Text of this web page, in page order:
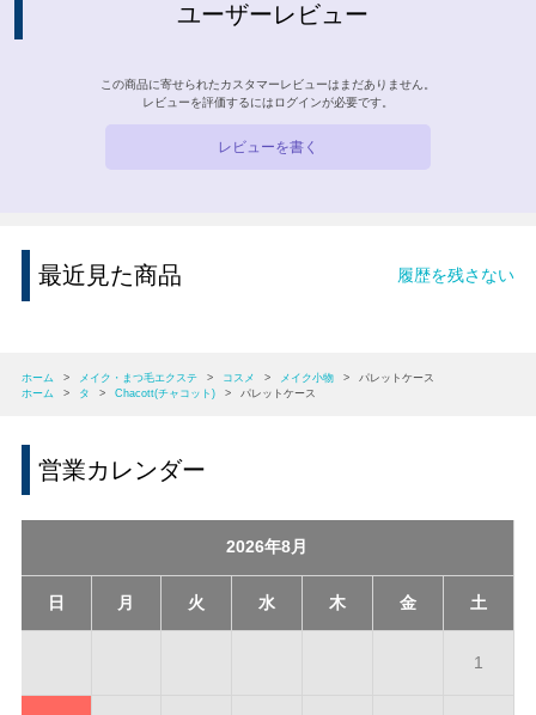
ユーザーレビュー
この商品に寄せられたカスタマーレビューはまだありません。
レビューを評価するには ログインが必要です。
レビューを書く
最近見た商品 履歴を残さない
ホーム > メイク・まつ毛エクステ > コスメ > メイク小物 >
パレットケース
ホーム
> タ > Chacott(チャコット) > パレットケース
営業カレンダー
2026年8月
日 月 火 水 木 金 土
1